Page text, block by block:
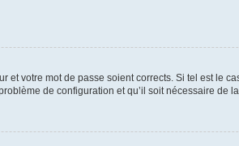
votre mot de passe soient corrects. Si tel est le
de configuration et qu’il soit nécessaire de